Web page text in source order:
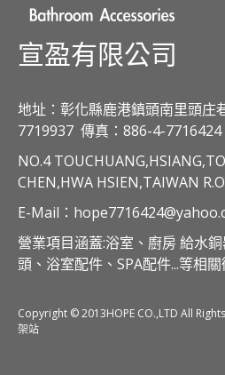
宣盈有限公司
地址：彰化縣鹿港鎮頭南里頭庄
7719937 傳真：886-4-7716424
NO.4
CHEN,HWA HSIEN,TAIWAN
E-Mail：
營業項目涵蓋:浴室、廚房 給水
頭、浴室配件、SPA配件...等相
Copyright © 2013HOPE CO.,LTD All
架站